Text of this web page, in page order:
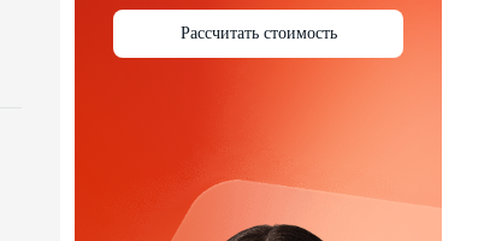
Рассчитать стоимость